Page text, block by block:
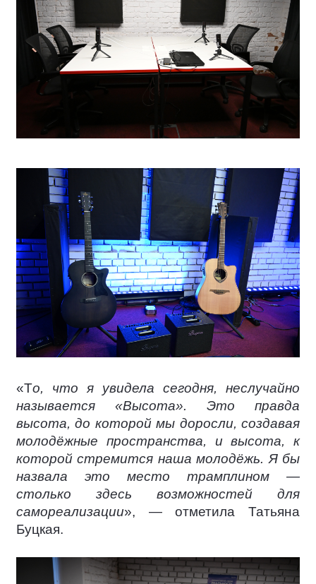
«То, что я увидела сегодня, неслучайно
называется «Высота». Это правда
высота, до которой мы доросли, создавая
молодёжные пространства, и высота, к
которой стремится наша молодёжь. Я бы
назвала это место трамплином —
столько здесь возможностей для
самореализации», — отметила Татьяна
Буцкая.